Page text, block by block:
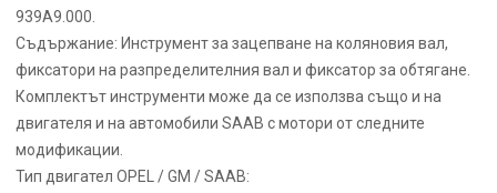
939A9.000.
Съдържание: Инструмент за зацепване на коляновия вал,
фиксатори на разпределителния вал и фиксатор за обтягане.
Комплектът инструменти може да се използва също и на
двигателя и на автомобили SAAB с мотори от следните
модификации.
Тип двигател OPEL / GM / SAAB: